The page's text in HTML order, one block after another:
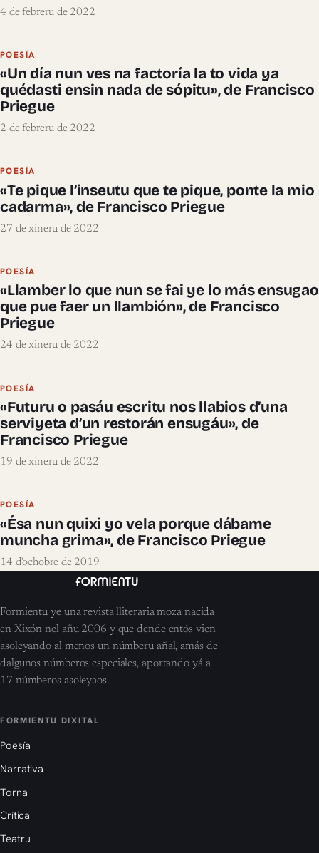
4 de febreru de 2022
POESÍA
«Un día nun ves na factoría la to vida ya
quédasti ensin nada de sópitu», de Francisco
Priegue
2 de febreru de 2022
POESÍA
«Te pique l’inseutu que te pique, ponte la mio
cadarma», de Francisco Priegue
27 de xineru de 2022
POESÍA
«Llamber lo que nun se fai ye lo más ensugao
que pue faer un llambión», de Francisco
Priegue
24 de xineru de 2022
POESÍA
«Futuru o pasáu escritu nos llabios d’una
serviyeta d’un restorán ensugáu», de
Francisco Priegue
19 de xineru de 2022
POESÍA
«Ésa nun quixi yo vela porque dábame
muncha grima», de Francisco Priegue
14 d'ochobre de 2019
Formientu ye una revista lliteraria moza nacida
en Xixón nel añu 2006 y que dende entós vien
asoleyando al menos un númberu añal, amás de
dalgunos númberos especiales, aportando yá a
17 númberos asoleyaos.
FORMIENTU DIXITAL
Poesía
Narrativa
Torna
Crítica
Teatru